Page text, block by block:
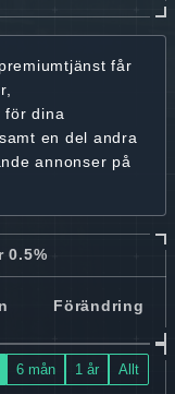
får
för dina
en del andra
annonser på
0.5%
Förändring
6 mån 1 år Allt